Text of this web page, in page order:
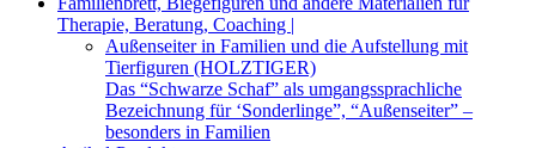
Therapie, Beratung, Coaching |
Außenseiter in Familien und die Aufstellung mit
Tierfiguren (HOLZTIGER)
Das “Schwarze Schaf” als umgangssprachliche
Bezeichnung für ‘Sonderlinge”, “Außenseiter” –
besonders in Familien